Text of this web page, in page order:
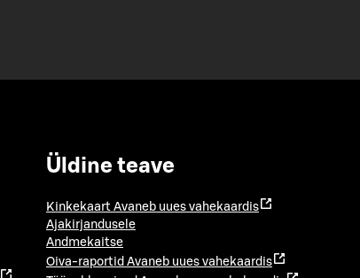
Üldine teave
Kinkekaart Avaneb uues vahekaardis
Ajakirjandusele
Andmekaitse
Oiva-raportid Avaneb uues vahekaardis